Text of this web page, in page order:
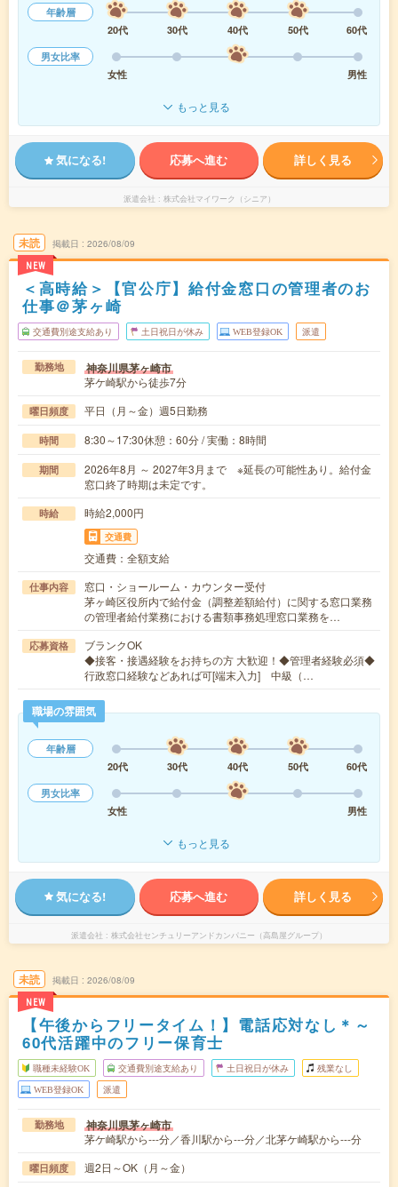
年齢層
20代
30代 40代 50代
60代
男女比率
女性
男性
もっと見る
気になる! 応募へ進む 詳しく見る
派遣会社 株式会社マイワーク（シニア）
未読
NEW
掲載日 2026/08/09
＜高時給＞【官公庁】給付金窓口の管理者のお
仕事＠茅ヶ崎
交通費別途支給あり 土日祝日が休み WEB登録OK 派遣
勤務地 神奈川県茅ヶ崎市
茅ケ崎駅から徒歩7分
曜日頻度 平日（月～金）週5日勤務
時間 8:30～17:30休憩：60分 / 実働：8時間
期間
2026年8月 ～ 2027年3月まで ※延長の可能性あり。給付金
窓口終了時期は未定です。
時給 時給2,000円
交通費
交通費：全額支給
仕事内容
窓口・ショールーム・カウンター受付
茅ヶ崎区役所内で給付金（調整差額給付）に関する窓口業務
の管理者給付業務における書類事務処理窓口業務を…
応募資格
ブランクOK
◆接客・接遇経験をお持ちの方 大歓迎！◆管理者経験必須◆
行政窓口経験などあれば可[端末入力] 中級（…
職場の雰囲気
年齢層
20代
30代 40代 50代
60代
男女比率
女性
男性
もっと見る
気になる! 応募へ進む 詳しく見る
派遣会社 株式会社センチュリーアンドカンパニー（高島屋グループ）
未読
NEW
掲載日 2026/08/09
【午後からフリータイム！】電話応対なし＊～
60代活躍中のフリー保育士
職種未経験OK 交通費別途支給あり 土日祝日が休み 残業なし
WEB登録OK 派遣
勤務地 神奈川県茅ヶ崎市
茅ケ崎駅から---分／香川駅から---分／北茅ケ崎駅から---分
曜日頻度 週2日～OK（月～金）